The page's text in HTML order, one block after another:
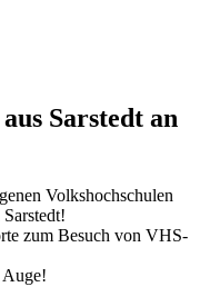
Sarstedt an
Volkshochschulen
zum Besuch von VHS-
Auge!